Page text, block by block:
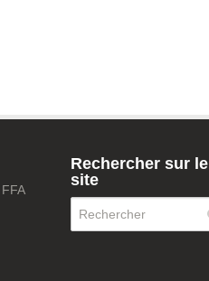
Rechercher sur le
site